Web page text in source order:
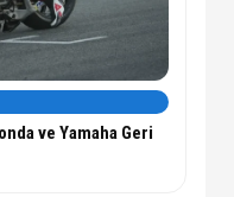
ve Yamaha Geri